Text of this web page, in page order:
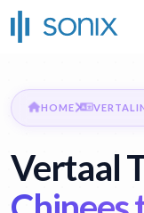
HOME
Vertaal